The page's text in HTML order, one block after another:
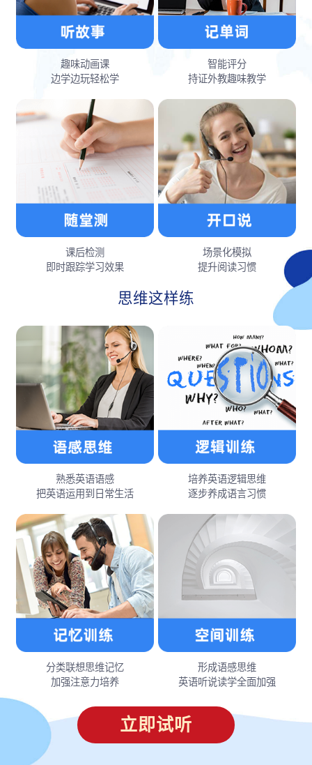
趣味动画课
边学边玩轻松学
智能评分
持证外教趣味教学
课后检测
即时跟踪学习效果
场景化模拟
提升阅读习惯
思维这样练
熟悉英语语感
把英语运用到日常生活
培养英语逻辑思维
逐步养成语言习惯
分类联想思维记忆
加强注意力培养
形成语感思维
英语听说读学全面加强
立即试听